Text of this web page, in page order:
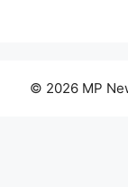
© 2026 MP